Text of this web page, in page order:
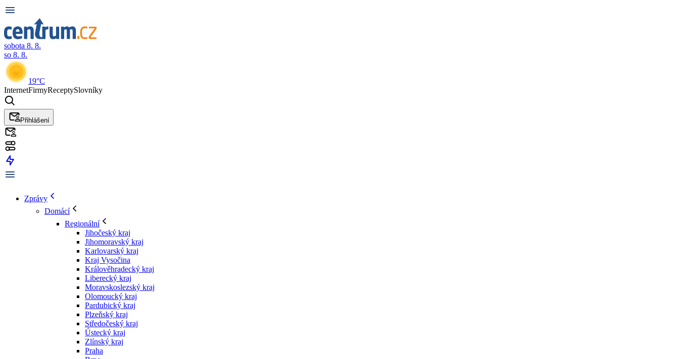
sobota 8. 8.
so 8. 8.
19°C
InternetFirmyReceptySlovníky
Přihlášení
Zprávy
Domácí
Regionální
Jihočeský kraj
Jihomoravský kraj
Karlovarský kraj
Kraj Vysočina
Králověhradecký kraj
Liberecký kraj
Moravskoslezský kraj
Olomoucký kraj
Pardubický kraj
Plzeňský kraj
Středočeský kraj
Ústecký kraj
Zlínský kraj
Praha